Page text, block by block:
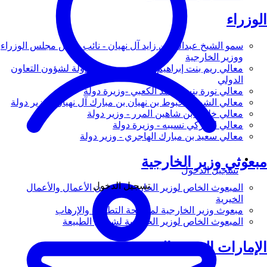
الوزراء
سمو الشيخ عبدالله بن زايد آل نهيان - نائب رئيس مجلس الوزراء
ووزير الخارجية
معالي ريم بنت إبراهيم الهاشمي - وزيرة دولة لشؤون التعاون
الدولي
معالي نورة بنت محمد الكعبي -وزيرة دولة
معالي الشيخ شخبوط بن نهيان بن مبارك آل نهيان - وزير دولة
معالي خليفة بن شاهين المرر - وزير دولة
معالي لانا زكي نسيبه - وزيرة دولة
معالي سعيد بن مبارك الهاجري - وزير دولة
مبعوثي وزير الخارجية
المبعوث الخاص لوزير الخارجية لشؤون الأعمال والأعمال
الخيرية
مبعوث وزير الخارجية لمكافحة التطرف والإرهاب
المبعوث الخاص لوزير الخارجية لشؤون الطبيعة
الإمارات العربية المتحدة
تسجيل الدخول
تسجيل الدخول